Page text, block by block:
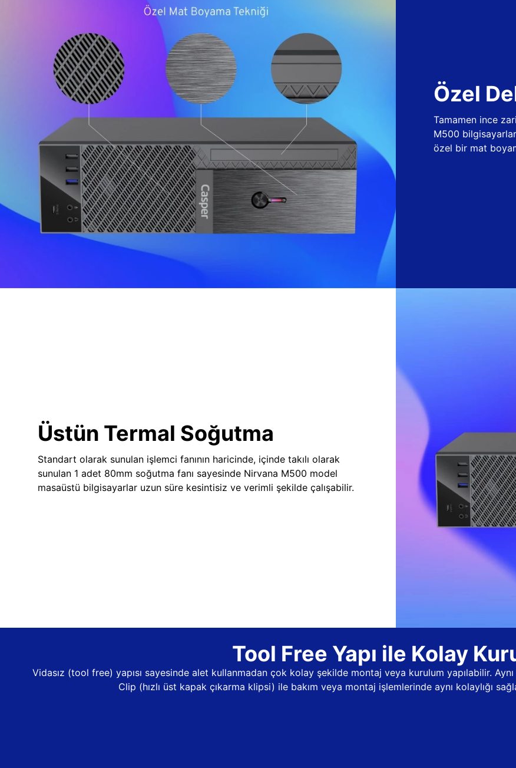
Özel
Tamamen ince
M500
özel bir mat
Üstün Termal Soğutma
Standart olarak sunulan işlemci fanının haricinde, içinde takılı olarak
sunulan 1 adet 80mm soğutma fanı sayesinde Nirvana M500 model
masaüstü bilgisayarlar uzun süre kesintisiz ve verimli şekilde çalışabilir.
Tool Free Yapı ile Kolay
Vidasız (tool free) yapısı sayesinde alet kullanmadan çok kolay şekilde montaj veya kurulum yapılabilir.
Clip (hızlı üst kapak çıkarma klipsi) ile bakım veya montaj işlemlerinde aynı kolaylığı